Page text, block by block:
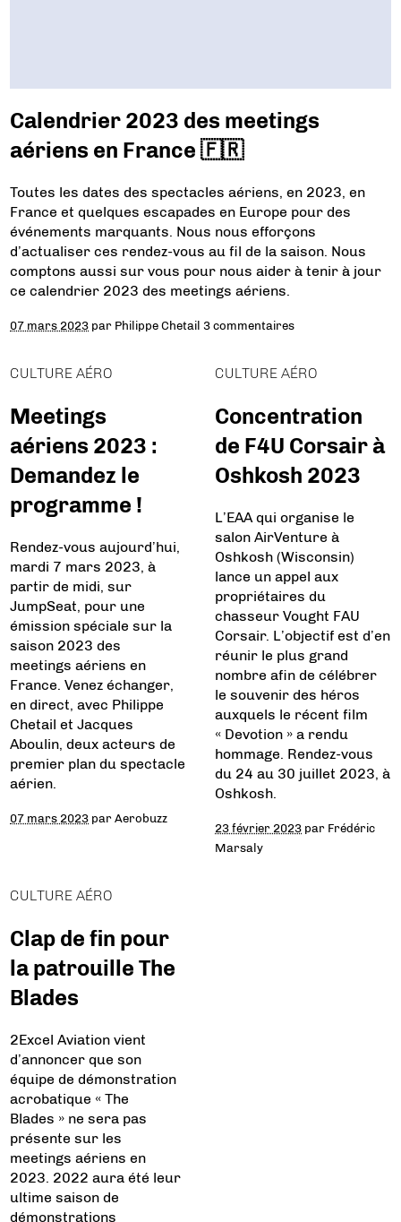
Calendrier 2023 des meetings
aériens en France 🇫🇷
Toutes les dates des spectacles aériens, en 2023, en
France et quelques escapades en Europe pour des
événements marquants. Nous nous efforçons
d’actualiser ces rendez-vous au fil de la saison. Nous
comptons aussi sur vous pour nous aider à tenir à jour
ce calendrier 2023 des meetings aériens.
07 mars 2023 par Philippe Chetail 3 commentaires
CULTURE AÉRO
Meetings
aériens 2023 :
Demandez le
programme !
Rendez-vous aujourd’hui,
mardi 7 mars 2023, à
partir de midi, sur
JumpSeat, pour une
émission spéciale sur la
saison 2023 des
meetings aériens en
France. Venez échanger,
en direct, avec Philippe
Chetail et Jacques
Aboulin, deux acteurs de
premier plan du spectacle
aérien.
07 mars 2023 parAerobuzz
CULTURE AÉRO
Concentration
de F4U Corsair à
Oshkosh 2023
L’EAA qui organise le
salon AirVenture à
Oshkosh (Wisconsin)
lance un appel aux
propriétaires du
chasseur Vought FAU
Corsair. L’objectif est d’en
réunir le plus grand
nombre afin de célébrer
le souvenir des héros
auxquels le récent film
« Devotion » a rendu
hommage. Rendez-vous
du 24 au 30 juillet 2023, à
Oshkosh.
23 février 2023 par Frédéric
Marsaly
CULTURE AÉRO
Clap de fin pour
la patrouille The
Blades
2Excel Aviation vient
d’annoncer que son
équipe de démonstration
acrobatique « The
Blades » ne sera pas
présente sur les
meetings aériens en
2023. 2022 aura été leur
ultime saison de
démonstrations